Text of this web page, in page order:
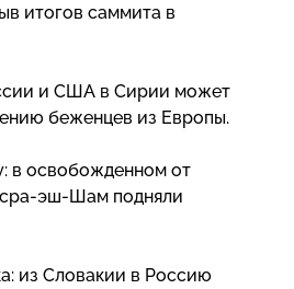
итогов саммита в
и США в Сирии может
беженцев из Европы.
в освобожденном от
эш-Шам подняли
из Словакии в Россию